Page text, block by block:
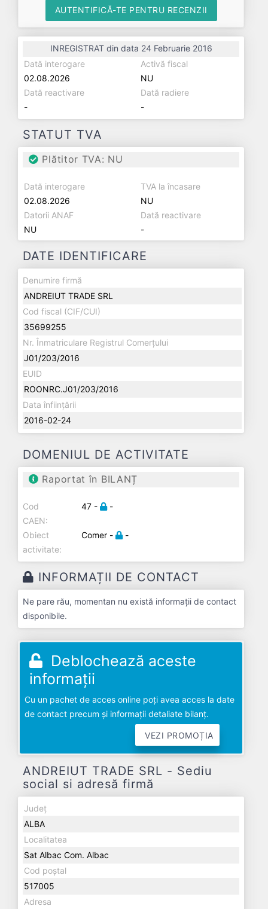
AUTENTIFICĂ-TE PENTRU RECENZII
INREGISTRAT din data 24 Februarie 2016
Dată interogare
02.08.2026
Activă fiscal
NU
Dată reactivare
-
Dată radiere
-
STATUT TVA
Plătitor TVA: NU
Dată interogare
02.08.2026
TVA la încasare
NU
Datorii ANAF
NU
Dată reactivare
-
DATE IDENTIFICARE
Denumire firmă
ANDREIUT TRADE SRL
Cod fiscal (CIF/CUI)
35699255
Nr. Înmatriculare Registrul Comerțului
J01/203/2016
EUID
ROONRC.J01/203/2016
Data înființării
2016-02-24
DOMENIUL DE ACTIVITATE
Raportat în BILANȚ
Cod
CAEN:
47 - -
Obiect
activitate:
Comer - -
INFORMAȚII DE CONTACT
Ne pare rău, momentan nu există informații de contact
disponibile.
Deblochează aceste
informații
Cu un pachet de acces online poți avea acces la date
de contact precum și informații detaliate bilanț.
VEZI PROMOȚIA
ANDREIUT TRADE SRL - Sediu
social si adresă firmă
Județ
ALBA
Localitatea
Sat Albac Com. Albac
Cod poștal
517005
Adresa